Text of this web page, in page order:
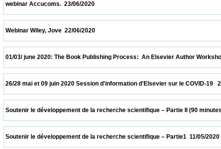
webinar Accucoms.  23/06/2020
Webinar Wiley, Jove  22/06/2020
01/03/ june 2020: The Book Publishing Process:  An Elsevier
26/28 mai et 09 juin 2020 Session d'information d'Elsevier sur le
Soutenir le développement de la recherche scientifique – Partie II
Soutenir le développement de la recherche scientifique –